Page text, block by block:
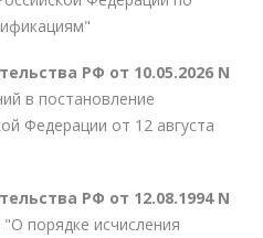
РФ от 10.05.2026 N
в постановление
Федерации от 12 августа
РФ от 12.08.1994 N
"О порядке исчисления